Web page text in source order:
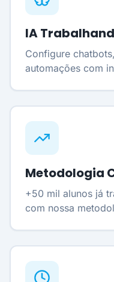
IA
Configure
automações com
Metodologia
+50 mil alunos já
com nossa